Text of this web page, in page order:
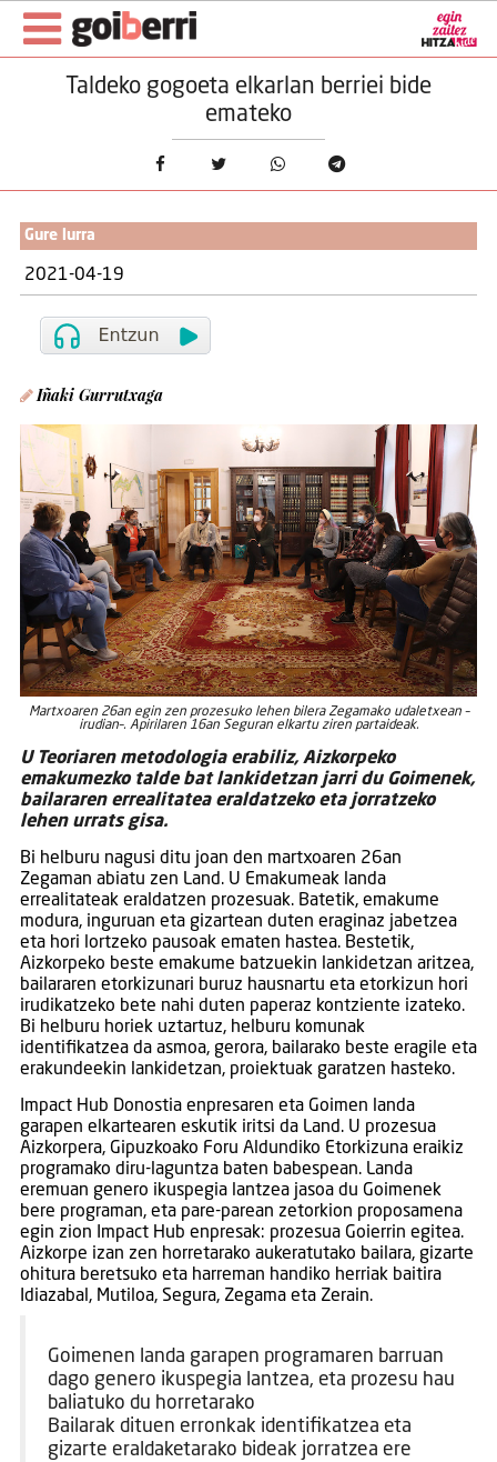
Taldeko gogoeta elkarlan berriei bide
emateko
Gure lurra
2021-04-19
Iñaki Gurrutxaga
Martxoaren 26an egin zen prozesuko lehen bilera Zegamako udaletxean –
irudian–. Apirilaren 16an Seguran elkartu ziren partaideak.
U Teoriaren metodologia erabiliz, Aizkorpeko
emakumezko talde bat lankidetzan jarri du Goimenek,
bailararen errealitatea eraldatzeko eta jorratzeko
lehen urrats gisa.
Bi helburu nagusi ditu joan den martxoaren 26an
Zegaman abiatu zen Land. U Emakumeak landa
errealitateak eraldatzen prozesuak. Batetik, emakume
modura, inguruan eta gizartean duten eraginaz jabetzea
eta hori lortzeko pausoak ematen hastea. Bestetik,
Aizkorpeko beste emakume batzuekin lankidetzan aritzea,
bailararen etorkizunari buruz hausnartu eta etorkizun hori
irudikatzeko bete nahi duten paperaz kontziente izateko.
Bi helburu horiek uztartuz, helburu komunak
identifikatzea da asmoa, gerora, bailarako beste eragile eta
erakundeekin lankidetzan, proiektuak garatzen hasteko.
Impact Hub Donostia enpresaren eta Goimen landa
garapen elkartearen eskutik iritsi da Land. U prozesua
Aizkorpera, Gipuzkoako Foru Aldundiko Etorkizuna eraikiz
programako diru-laguntza baten babespean. Landa
eremuan genero ikuspegia lantzea jasoa du Goimenek
bere programan, eta pare-parean zetorkion proposamena
egin zion Impact Hub enpresak: prozesua Goierrin egitea.
Aizkorpe izan zen horretarako aukeratutako bailara, gizarte
ohitura beretsuko eta harreman handiko herriak baitira
Idiazabal, Mutiloa, Segura, Zegama eta Zerain.
Goimenen landa garapen programaren barruan
dago genero ikuspegia lantzea, eta prozesu hau
baliatuko du horretarako
Bailarak dituen erronkak identifikatzea eta
gizarte eraldaketarako bideak jorratzea ere